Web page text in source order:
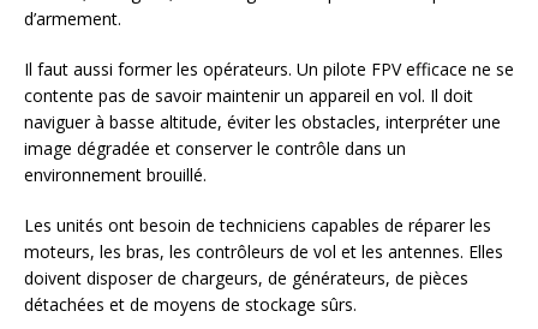
d’armement.
Il faut aussi former les opérateurs. Un pilote FPV efficace ne se
contente pas de savoir maintenir un appareil en vol. Il doit
naviguer à basse altitude, éviter les obstacles, interpréter une
image dégradée et conserver le contrôle dans un
environnement brouillé.
Les unités ont besoin de techniciens capables de réparer les
moteurs, les bras, les contrôleurs de vol et les antennes. Elles
doivent disposer de chargeurs, de générateurs, de pièces
détachées et de moyens de stockage sûrs.